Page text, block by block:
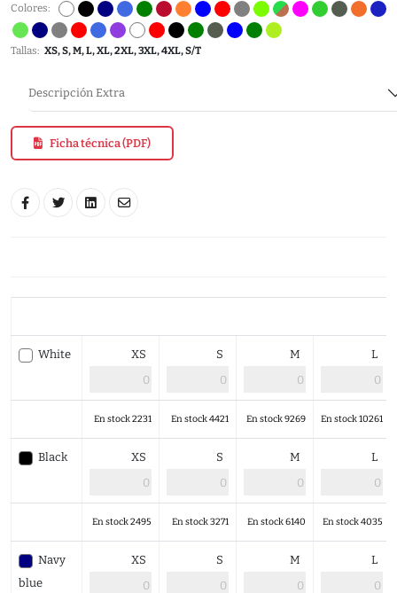
Colores:
Tallas: XS, S, M, L, XL, 2XL, 3XL, 4XL, S/T
Descripción Extra
Ficha técnica (PDF)
White XS S M L
En stock 2231 En stock 4421 En stock 9269 En stock 10261
Black XS S M L
En stock 2495 En stock 3271 En stock 6140 En stock 4035
Navy
blue
XS S M L